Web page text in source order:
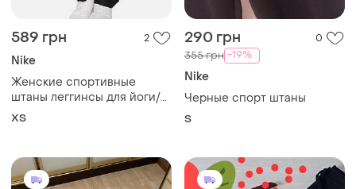
589 грн 2
Nike
Женские спортивные
штаны леггинсы для йоги/
спорта из серии nike power
ХS
290 грн 0
355 грн -19%
Nike
Черные спорт штаны
S